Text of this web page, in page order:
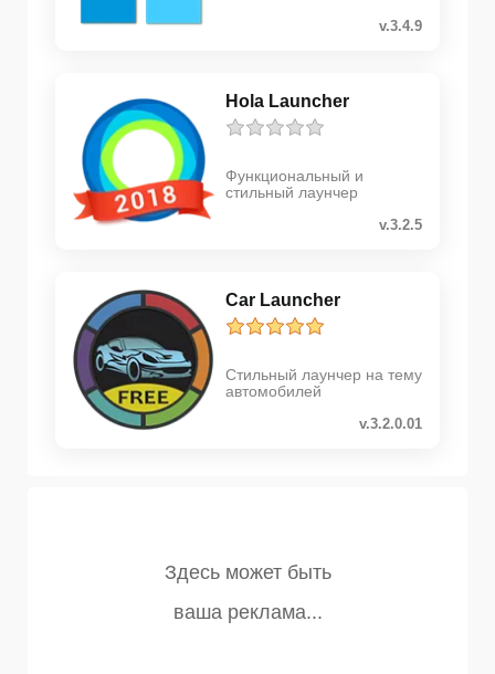
v.3.4.9
Hola Launcher
Функциональный и
стильный лаунчер
v.3.2.5
Car Launcher
Стильный лаунчер на тему
автомобилей
v.3.2.0.01